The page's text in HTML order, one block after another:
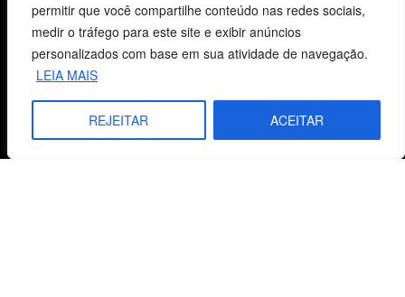
permitir que você compartilhe conteúdo nas redes sociais,
medir o tráfego para este site e exibir anúncios
personalizados com base em sua atividade de navegação.
LEIA MAIS
REJEITAR ACEITAR
Agenda
Estaduais
História